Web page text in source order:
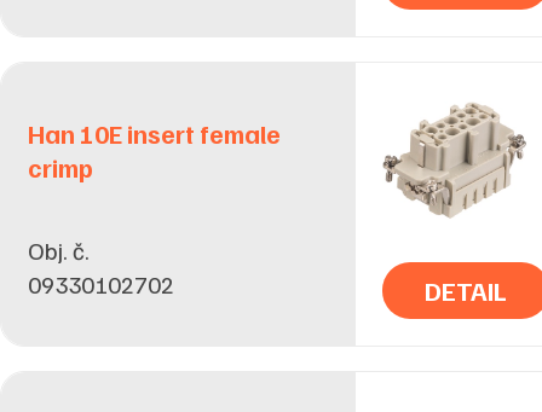
Han 10E insert female
crimp
Obj. č.
09330102702
DETAIL